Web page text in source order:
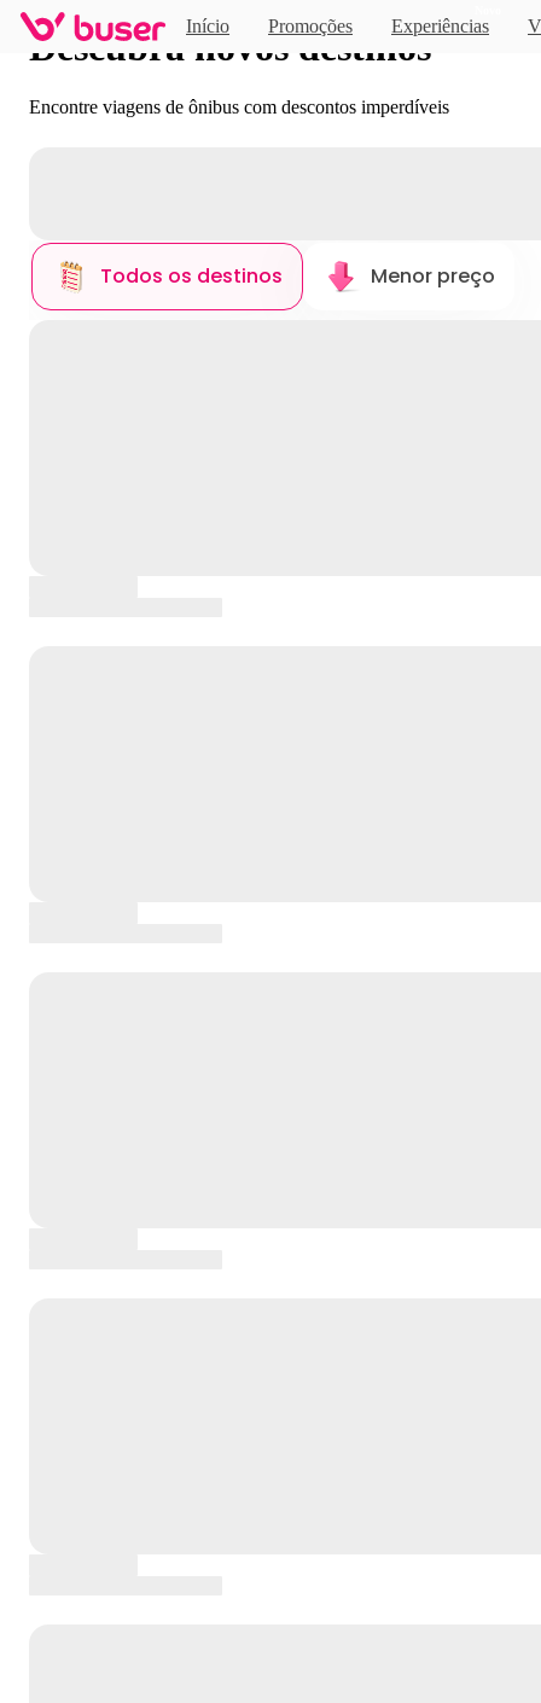
Início Promoções Experiências
Descubra novos destinos
Encontre viagens de ônibus com descontos imperdíveis
Todos os destinos Menor preço